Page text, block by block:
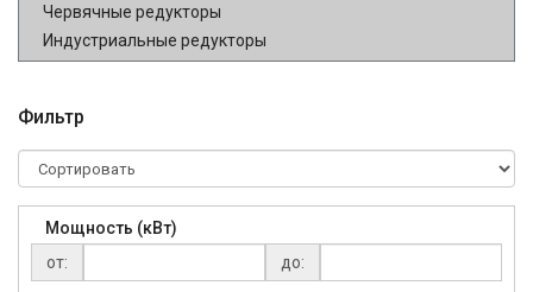
Червячные редукторы
Индустриальные редукторы
Фильтр
Мощность (кВт)
от:
до: